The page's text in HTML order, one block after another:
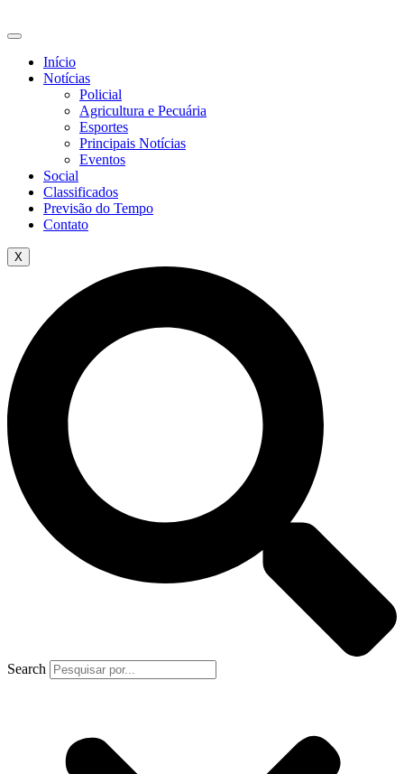
para
conteúdoInício
Notícias
Policial
Agricultura e Pecuária
Esportes
Principais Notícias
Eventos
Social
Classificados
Previsão do Tempo
Contato
X
Search